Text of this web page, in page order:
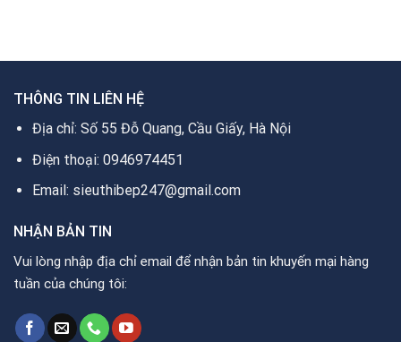
THÔNG TIN LIÊN HỆ
Địa chỉ: Số 55 Đỗ Quang, Cầu Giấy, Hà Nội
Điện thoại: 0946974451
Email: sieuthibep247@gmail.com
NHẬN BẢN TIN
Vui lòng nhập địa chỉ email để nhận bản tin khuyến mại hàng
tuần của chúng tôi: